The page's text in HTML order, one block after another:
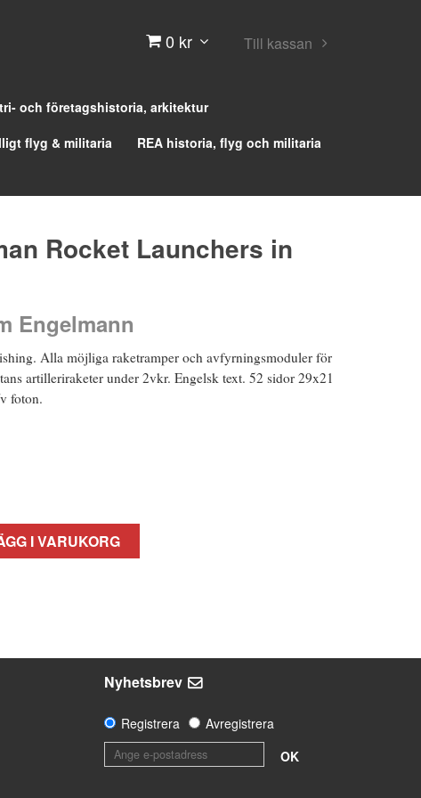
0 kr Till kassan
och företagshistoria, arkitektur
flyg & militaria
REA historia, flyg och militaria
Rocket Launchers in
Engelmann
Alla möjliga raketramper och avfyrningsmoduler för
artilleriraketer under 2vkr. Engelsk text. 52 sidor 29x21
foton.
I VARUKORG
Nyhetsbrev
Registrera
Avregistrera
OK